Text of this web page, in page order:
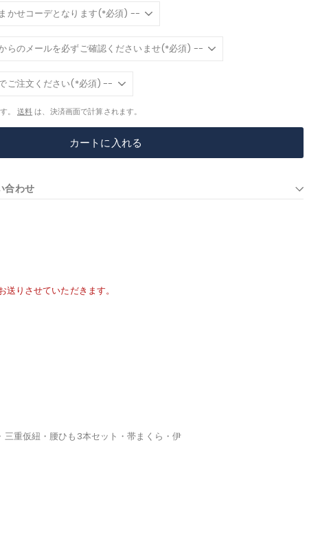
。 送料は、決済画面で計算されます。
カートに入れる
合わせ
りさせていただきます。
重仮紐・腰ひも3本セット・帯まくら・伊